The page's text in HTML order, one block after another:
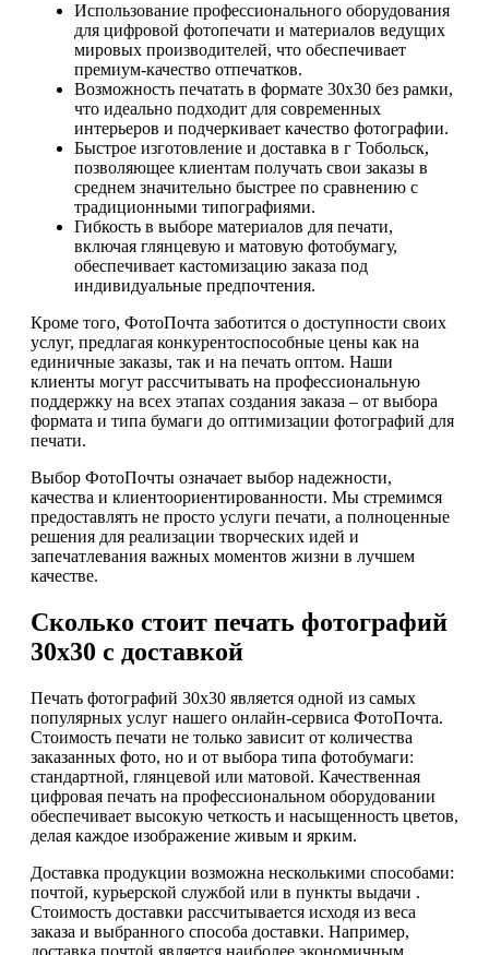
Использование профессионального оборудования
для цифровой фотопечати и материалов ведущих
мировых производителей, что обеспечивает
премиум-качество отпечатков.
Возможность печатать в формате 30х30 без рамки,
что идеально подходит для современных
интерьеров и подчеркивает качество фотографии.
Быстрое изготовление и доставка в г Тобольск,
позволяющее клиентам получать свои заказы в
среднем значительно быстрее по сравнению с
традиционными типографиями.
Гибкость в выборе материалов для печати,
включая глянцевую и матовую фотобумагу,
обеспечивает кастомизацию заказа под
индивидуальные предпочтения.
Кроме того, ФотоПочта заботится о доступности своих
услуг, предлагая конкурентоспособные цены как на
единичные заказы, так и на печать оптом. Наши
клиенты могут рассчитывать на профессиональную
поддержку на всех этапах создания заказа – от выбора
формата и типа бумаги до оптимизации фотографий для
печати.
Выбор ФотоПочты означает выбор надежности,
качества и клиентоориентированности. Мы стремимся
предоставлять не просто услуги печати, а полноценные
решения для реализации творческих идей и
запечатлевания важных моментов жизни в лучшем
качестве.
Сколько стоит печать фотографий
30х30 с доставкой
Печать фотографий 30х30 является одной из самых
популярных услуг нашего онлайн-сервиса ФотоПочта.
Стоимость печати не только зависит от количества
заказанных фото, но и от выбора типа фотобумаги:
стандартной, глянцевой или матовой. Качественная
цифровая печать на профессиональном оборудовании
обеспечивает высокую четкость и насыщенность цветов,
делая каждое изображение живым и ярким.
Доставка продукции возможна несколькими способами:
почтой, курьерской службой или в пункты выдачи .
Стоимость доставки рассчитывается исходя из веса
заказа и выбранного способа доставки. Например,
доставка почтой является наиболее экономичным